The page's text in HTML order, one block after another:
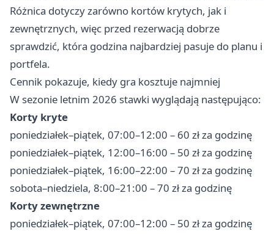
Różnica dotyczy zarówno kortów krytych, jak i
zewnętrznych, więc przed rezerwacją dobrze
sprawdzić, która godzina najbardziej pasuje do planu i
portfela.
Cennik pokazuje, kiedy gra kosztuje najmniej
W sezonie letnim 2026 stawki wyglądają następująco:
Korty kryte
poniedziałek–piątek, 07:00–12:00 – 60 zł za godzinę
poniedziałek–piątek, 12:00–16:00 – 50 zł za godzinę
poniedziałek–piątek, 16:00–22:00 – 70 zł za godzinę
sobota–niedziela, 8:00–21:00 – 70 zł za godzinę
Korty zewnętrzne
poniedziałek–piątek, 07:00–12:00 – 50 zł za godzinę